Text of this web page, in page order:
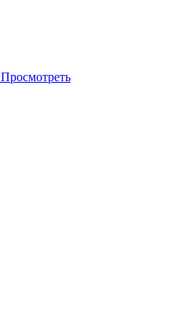
Просмотреть